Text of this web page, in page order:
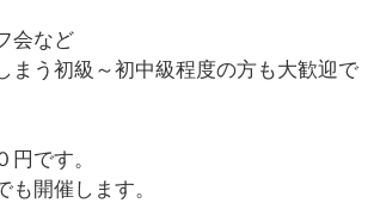
会など
まう初級～初中級程度の方も大歓迎で
円です。
も開催します。